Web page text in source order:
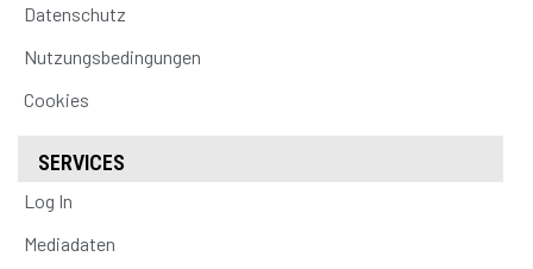
Datenschutz
Nutzungsbedingungen
Cookies
SERVICES
Log In
Mediadaten